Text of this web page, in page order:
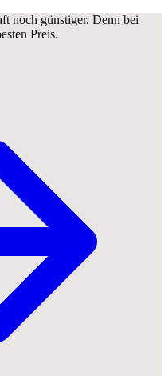
noch günstiger. Denn bei
Preis.